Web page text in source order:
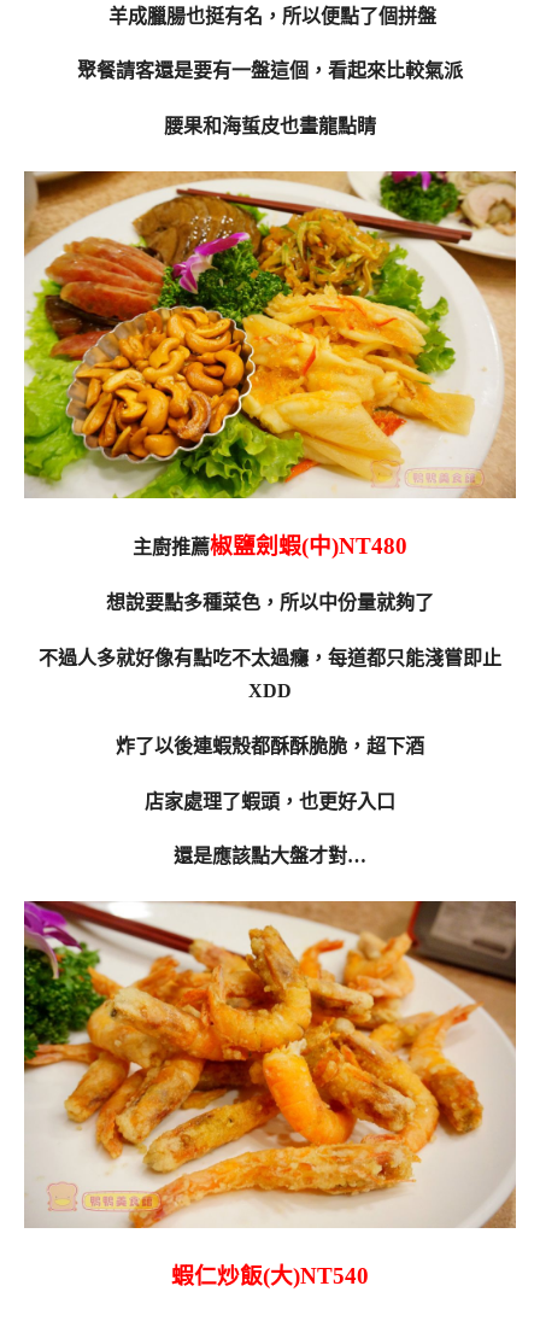
羊成臘腸也挺有名，所以便點了個拼盤
聚餐請客還是要有一盤這個，看起來比較氣派
腰果和海蜇皮也畫龍點睛
主廚推薦椒鹽劍蝦(中)NT480
想說要點多種菜色，所以中份量就夠了
不過人多就好像有點吃不太過癮，每道都只能淺嘗即止
XDD
炸了以後連蝦殼都酥酥脆脆，超下酒
店家處理了蝦頭，也更好入口
還是應該點大盤才對…
蝦仁炒飯(大)NT540